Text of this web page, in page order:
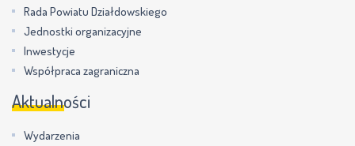
Rada Powiatu Działdowskiego
Jednostki organizacyjne
Inwestycje
Współpraca zagraniczna
Aktualności
Wydarzenia